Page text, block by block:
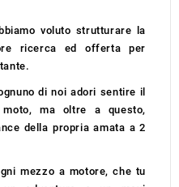
voluto strutturare la
ricerca ed offerta per
di noi adori sentire il
ma oltre a questo,
della propria amata a 2
mezzo a motore, che tu